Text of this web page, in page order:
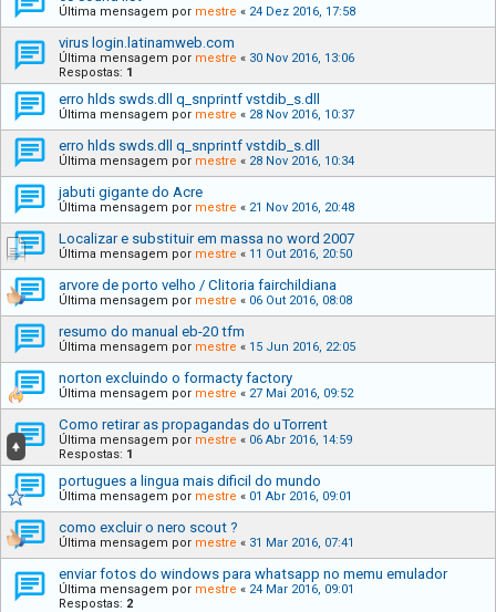
Última mensagem por mestre « 24 Dez 2016, 17:58
virus login.latinamweb.com
Última mensagem por mestre « 30 Nov 2016, 13:06
Respostas: 1
erro hlds swds.dll q_snprintf vstdib_s.dll
Última mensagem por mestre « 28 Nov 2016, 10:37
erro hlds swds.dll q_snprintf vstdib_s.dll
Última mensagem por mestre « 28 Nov 2016, 10:34
jabuti gigante do Acre
Última mensagem por mestre « 21 Nov 2016, 20:48
Localizar e substituir em massa no word 2007
Última mensagem por mestre « 11 Out 2016, 20:50
arvore de porto velho / Clitoria fairchildiana
Última mensagem por mestre « 06 Out 2016, 08:08
resumo do manual eb-20 tfm
Última mensagem por mestre « 15 Jun 2016, 22:05
norton excluindo o formacty factory
Última mensagem por mestre « 27 Mai 2016, 09:52
Como retirar as propagandas do uTorrent
Última mensagem por mestre « 06 Abr 2016, 14:59
Respostas: 1
portugues a lingua mais dificil do mundo
Última mensagem por mestre « 01 Abr 2016, 09:01
como excluir o nero scout ?
Última mensagem por mestre « 31 Mar 2016, 07:41
enviar fotos do windows para whatsapp no memu emulador
Última mensagem por mestre « 24 Mar 2016, 09:01
Respostas: 2